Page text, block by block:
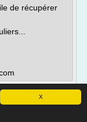
X
de récupérer
-